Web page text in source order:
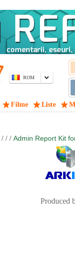
ROM
Filme Liste
/ / / Admin Report Kit
Produced